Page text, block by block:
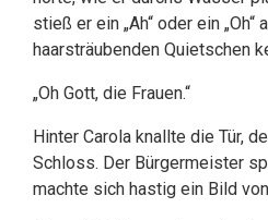
stieß er ein „Ah“ oder ein „Oh“
haarsträubenden Quietschen
„Oh Gott, die Frauen.“
Hinter Carola knallte die Tür,
Schloss. Der Bürgermeister
machte sich hastig ein Bild